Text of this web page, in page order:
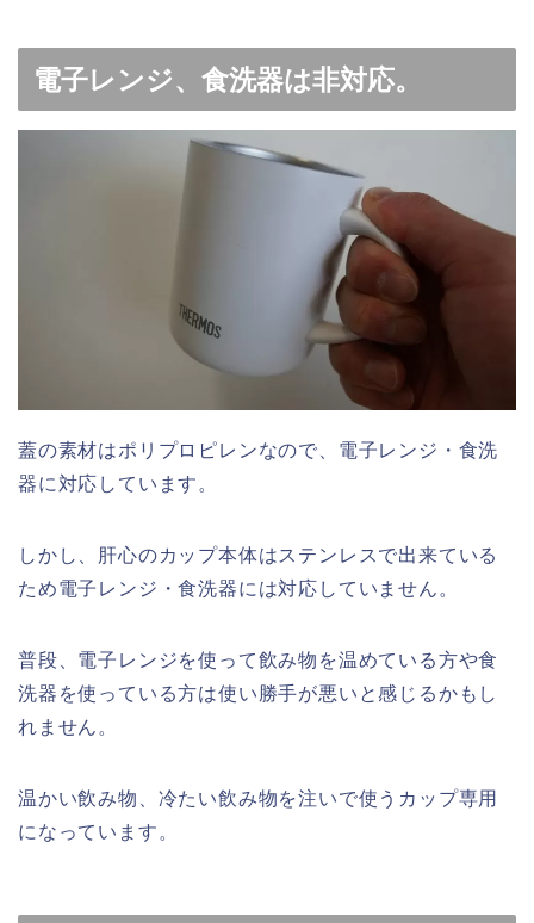
電子レンジ、食洗器は非対応。
蓋の素材はポリプロピレンなので、電子レンジ・食洗
器に対応しています。
しかし、肝心のカップ本体はステンレスで出来ている
ため電子レンジ・食洗器には対応していません。
普段、電子レンジを使って飲み物を温めている方や食
洗器を使っている方は使い勝手が悪いと感じるかもし
れません。
温かい飲み物、冷たい飲み物を注いで使うカップ専用
になっています。